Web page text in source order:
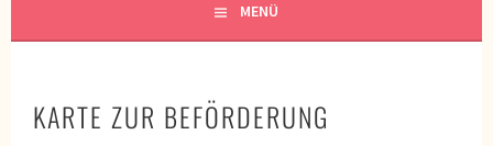
MENÜ
KARTE ZUR BEFÖRDERUNG